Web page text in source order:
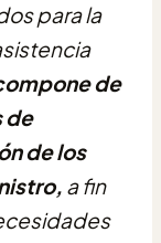
para la
de
de
de los
a fin